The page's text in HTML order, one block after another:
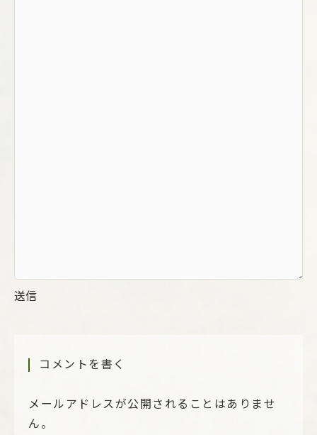
送信
コメントを書く
メールアドレスが公開されることはありませ
ん。